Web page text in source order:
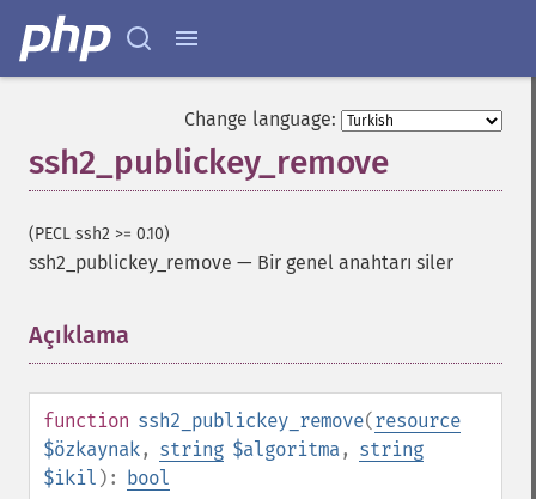
Change language:
ssh2_publickey_remove
(PECL ssh2 >= 0.10)
ssh2_publickey_remove — Bir genel anahtarı siler
Açıklama
function ssh2_publickey_remove(resource
$özkaynak, string $algoritma, string
$ikil ): bool